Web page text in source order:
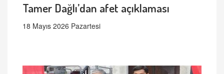
Tamer Dağlı’dan afet açıklaması
18 Mayıs 2026 Pazartesi